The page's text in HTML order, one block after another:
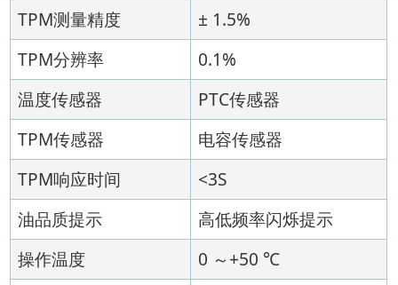
TPM测量精度
± 1.5%
TPM分辨率
0.1%
温度传感器
PTC传感器
TPM传感器
电容传感器
TPM响应时间
<3S
油品质提示
高低频率闪烁提示
操作温度
0 ～+50 ℃